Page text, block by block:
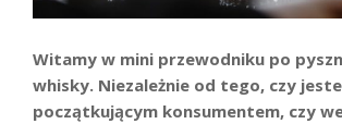
Witamy w mini przewodniku po
whisky. Niezależnie od tego, czy
początkującym konsumentem, czy